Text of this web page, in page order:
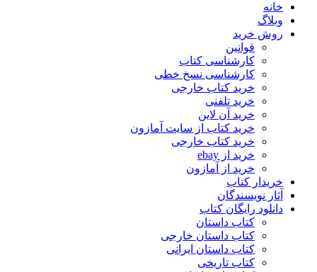
خانه
وبلاگ
روش خرید
قوانین
کارشناسی کتاب
کارشناسی نسخ خطی
خرید کتاب خارجی
خرید تلفنی
خرید آن لاین
خرید کتاب از سایت آمازون
خرید کتاب خارجی
خرید از ebay
خرید از آمازون
خریدار کتاب
آثار نویسندگان
دانلود رایگان کتاب
کتاب داستان
کتاب داستان خارجی
کتاب داستان ایرانی
کتاب تاریخی